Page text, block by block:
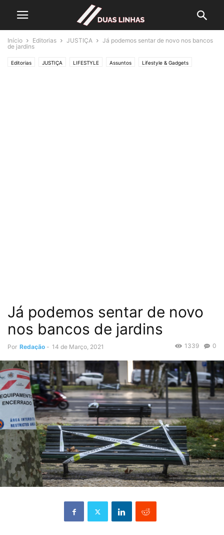
Início Editorias JUSTIÇA
Já podemos sentar de novo nos bancos
de jardins
Editorias JUSTIÇA LIFESTYLE Assuntos Lifestyle & Gadgets
Já podemos sentar de novo
nos bancos de jardins
Por Redação - 14 de Março, 2021 0
1339